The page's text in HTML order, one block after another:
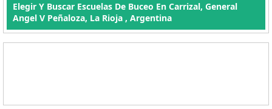
Elegir Y Buscar Escuelas De Buceo En Carrizal, General
Angel V Peñaloza, La Rioja , Argentina